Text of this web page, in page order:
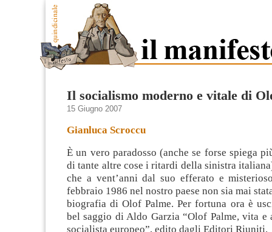
Il socialismo moderno e vitale di
15 Giugno 2007
Gianluca Scroccu
È un vero paradosso (anche se forse spiega
di tante altre cose i ritardi della sinistra
che a vent’anni dal suo efferato e
febbraio 1986 nel nostro paese non sia mai
biografia di Olof Palme. Per fortuna ora è
bel saggio di Aldo Garzia “Olof Palme, vita e
socialista europeo”, edito dagli Editori Riuniti.